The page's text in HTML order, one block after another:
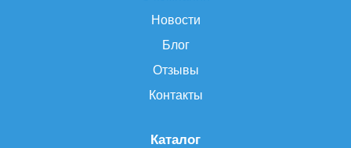
Каталог
Новости
Блог
Отзывы
Контакты